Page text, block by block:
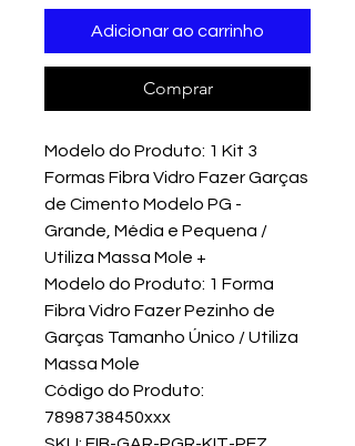
Adicionar ao carrinho
Comprar
Modelo do Produto: 1 Kit 3
Formas Fibra Vidro Fazer Garças
de Cimento Modelo PG -
Grande, Média e Pequena /
Utiliza Massa Mole +
Modelo do Produto: 1 Forma
Fibra Vidro Fazer Pezinho de
Garças Tamanho Único / Utiliza
Massa Mole
Código do Produto:
7898738450xxx